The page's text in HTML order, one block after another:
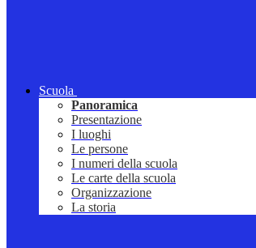
Scuola
Panoramica
Presentazione
I luoghi
Le persone
I numeri della scuola
Le carte della scuola
Organizzazione
La storia